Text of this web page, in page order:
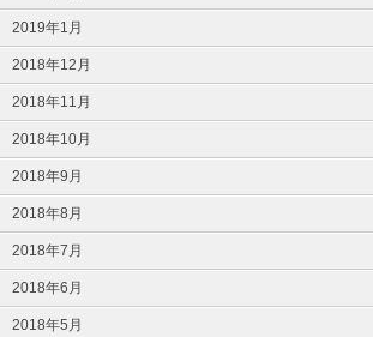
2019年1月
2018年12月
2018年11月
2018年10月
2018年9月
2018年8月
2018年7月
2018年6月
2018年5月